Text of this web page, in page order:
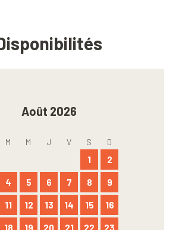
Août 2026
M M J V S D
1 2
4 5 6 7 8 9
11 12 13 14 15 16